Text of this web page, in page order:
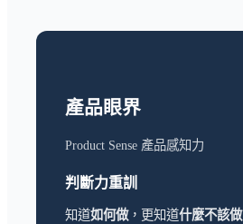
產品眼界
Product Sense 產品感知力
判斷力重訓
知道如何做，更知道什麼不該做